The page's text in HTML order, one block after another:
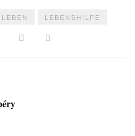
LEBEN LEBENSHILFE